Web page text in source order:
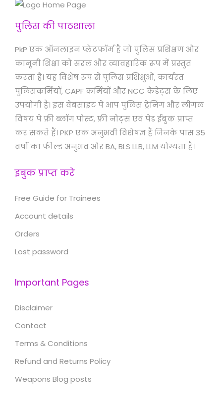
पुलिस की पाठशाला
PkP एक ऑनलाइन प्लेटफॉर्म है जो पुलिस प्रशिक्षण और
कानूनी शिक्षा को सरल और व्यावहारिक रूप में प्रस्तुत
करता है। यह विशेष रूप से पुलिस प्रशिक्षुओं, कार्यरत
पुलिसकर्मियों, CAPF कर्मियों और NCC कैडेट्स के लिए
उपयोगी है। इस वेबसाइट पे आप पुलिस ट्रेनिंग और लीगल
विषय पे फ्री ब्लॉग पोस्ट, फ्री नोट्स एवं पेड ईबुक प्राप्त
कर सकते हैं। PKP एक अनुभवी विशेषज्ञ हैं जिनके पास 35
वर्षों का फील्ड अनुभव और BA, BLS LLB, LLM योग्यता है।
इबुक प्राप्त करे
Free Guide for Trainees
Account details
Orders
Lost password
Important Pages
Disclaimer
Contact
Terms & Conditions
Refund and Returns Policy
Weapons Blog posts